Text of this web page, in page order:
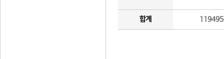
합계